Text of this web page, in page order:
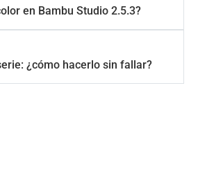
en Bambu Studio 2.5.3?
¿cómo hacerlo sin fallar?